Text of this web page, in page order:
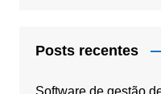
Posts recentes
Software de gestão